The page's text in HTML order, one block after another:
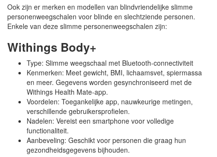
Ook zijn er merken en modellen van blindvriendelijke slimme
personenweegschalen voor blinde en slechtziende personen.
Enkele van deze slimme personenweegschalen zijn:
Withings Body+
Type: Slimme weegschaal met Bluetooth-connectiviteit
Kenmerken: Meet gewicht, BMI, lichaamsvet, spiermassa
en meer. Gegevens worden gesynchroniseerd met de
Withings Health Mate-app.
Voordelen: Toegankelijke app, nauwkeurige metingen,
verschillende gebruikersprofielen.
Nadelen: Vereist een smartphone voor volledige
functionaliteit.
Aanbeveling: Geschikt voor personen die graag hun
gezondheidsgegevens bijhouden.